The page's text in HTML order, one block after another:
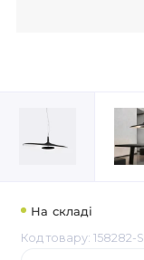
На складі
Код товару: 158282-S